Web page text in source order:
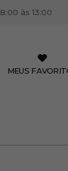
às 13:00
MEUS